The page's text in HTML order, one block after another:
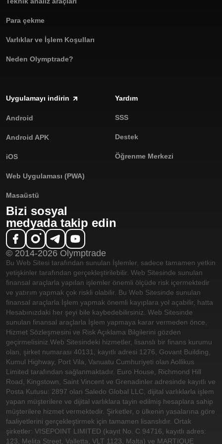
Para çekme
Varlıklar ve İşlem Koşulları
Neden Olymptrade?
Uygulamayı indirin
Android
Android APK
iOS
Web Uygulaması (PWA)
Masaüstü
Yardım
SSS
Destek
Öğrenme Merkezi
Bizi sosyal
medyada takip edin
© 2014-2026 Olymptrade
Bu Web Sitesi tarafından sunulan İşlemler, sadece tamamen yetkin
yetişkinler tarafından gerçekleştirilebilir. Web Sitesinde sunulan
finansal araçlarla yapılan işlemler önemli ölçüde risk içermektedir
ve yatırım yapmak çok riskli olabilir. Bu Web Sitesinde sunulan
finansal araçlarla İşlem yapmak önemli kayıplara yol açabilir, hatta
Hesabınızdaki her şeyi bile kaybedebilirsiniz. Web Sitesinde
sunulan finansal araçlarla İşlem yapmaya karar vermeden önce,
Hizmet Sözleşmesini ve Risk Açıklama Bilgilerini gözden
geçirmelisiniz. Web Sitesindeki hizmetler, lisanslı bir finans kurumu
olan, şirket numarası 40131, kayıtlı adresi 1276, Govant Building,
Kumul Highway, Port Vila, Vanuatu Cumhuriyeti olan Aollikus
Limited tarafından sağlanmaktadır. Euro House, Richmond Hill
Road, Kingstown, Saint Vincent ve Grenadinler adresinde kayıtlı ve
Posta Kutusu: 2897 olan Saledo Global LLC, dijital varlıklarla işlem
yapan müşterilere ve dijital varlıklara tayin edilmiş hesaplara sahip
müşterilere hizmet vermektedir. Şirketler, o ülkenin yasalarına göre
faaliyetlerini gerçekleştirmek için tamamen lisanslıdır. Ortak
şirketler: VISEPOINT LIMITED (kayıt No. C 94716, kayıtlı adres:
123, Melita Street, Valletta, VLT 1123, Malta) ve MARTIQUE